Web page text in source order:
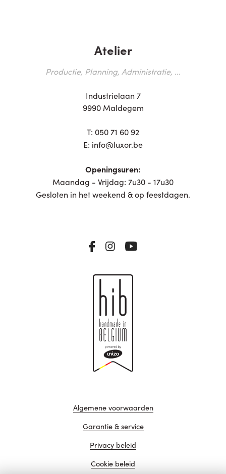
Atelier
Productie, Planning, Administratie, ...
Industrielaan 7
9990 Maldegem
T: 050 71 60 92
E: info@luxor.be
Openingsuren:
Maandag - Vrijdag: 7u30 - 17u30
Gesloten in het weekend & op feestdagen.
Algemene voorwaarden
Garantie & service
Privacy beleid
Cookie beleid